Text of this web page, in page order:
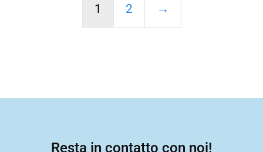
1 2 →
Resta in contatto con noi!